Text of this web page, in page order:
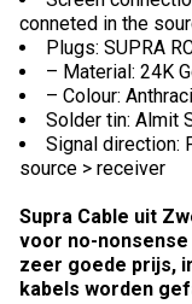
conneted in the
Plugs: SUPRA
– Material: 24K
– Colour:
Solder tin: Almit
Signal direction:
source > receiver
Supra Cable uit
voor no-
zeer goede prijs,
kabels worden